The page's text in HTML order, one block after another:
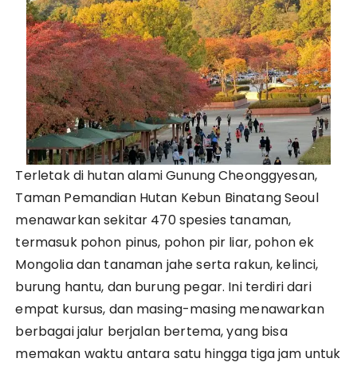
Terletak di hutan alami Gunung Cheonggyesan,
Taman Pemandian Hutan Kebun Binatang Seoul
menawarkan sekitar 470 spesies tanaman,
termasuk pohon pinus, pohon pir liar, pohon ek
Mongolia dan tanaman jahe serta rakun, kelinci,
burung hantu, dan burung pegar. Ini terdiri dari
empat kursus, dan masing-masing menawarkan
berbagai jalur berjalan bertema, yang bisa
memakan waktu antara satu hingga tiga jam untuk